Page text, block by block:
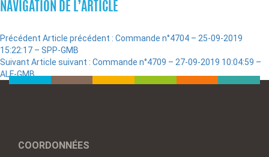
NAVIGATION DE L’ARTICLE
Précédent Article précédent : Commande n°4704 – 25-09-2019
15:22:17 – SPP-GMB
Suivant Article suivant : Commande n°4709 – 27-09-2019 10:04:59 –
ALF-GMB
COORDONNÉES